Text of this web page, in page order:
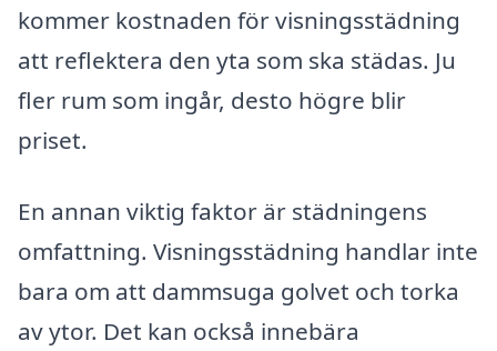
kommer kostnaden för visningsstädning
att reflektera den yta som ska städas. Ju
fler rum som ingår, desto högre blir
priset.
En annan viktig faktor är städningens
omfattning. Visningsstädning handlar inte
bara om att dammsuga golvet och torka
av ytor. Det kan också innebära